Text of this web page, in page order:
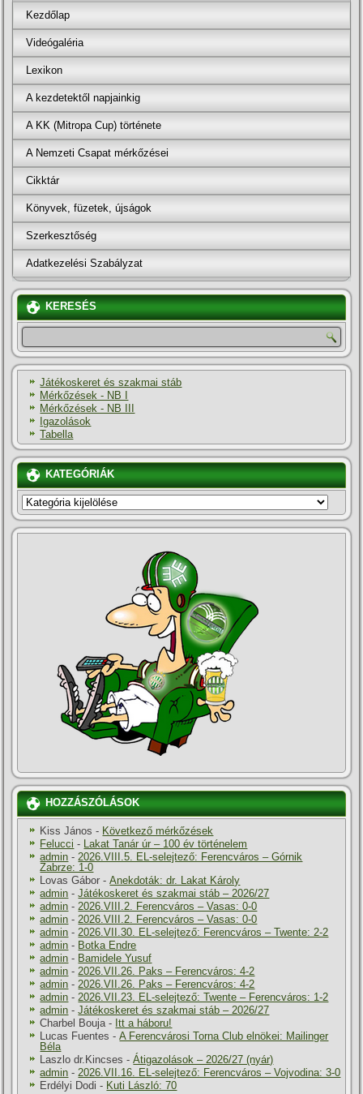
Kezdőlap
Videógaléria
Lexikon
A kezdetektől napjainkig
A KK (Mitropa Cup) története
A Nemzeti Csapat mérkőzései
Cikktár
Könyvek, füzetek, újságok
Szerkesztőség
Adatkezelési Szabályzat
KERESÉS
Játékoskeret és szakmai stáb
Mérkőzések - NB I
Mérkőzések - NB III
Igazolások
Tabella
KATEGÓRIÁK
KATEGÓRIÁK
HOZZÁSZÓLÁSOK
Kiss János - Következő mérkőzések
Felucci - Lakat Tanár úr – 100 év történelem
admin -2026.VIII.5. EL-selejtező: Ferencváros – Górnik
Zabrze: 1-0
Lovas Gábor -Anekdoták: dr. Lakat Károly
admin -Játékoskeret és szakmai stáb – 2026/27
admin -2026.VIII.2. Ferencváros – Vasas: 0-0
admin -2026.VIII.2. Ferencváros – Vasas: 0-0
admin -2026.VII.30. EL-selejtező: Ferencváros – Twente: 2-2
admin - Botka Endre
admin - Bamidele Yusuf
admin -2026.VII.26. Paks – Ferencváros: 4-2
admin -2026.VII.26. Paks – Ferencváros: 4-2
admin -2026.VII.23. EL-selejtező: Twente – Ferencváros: 1-2
admin -Játékoskeret és szakmai stáb – 2026/27
Charbel Bouja- Itt a háboru!
Lucas Fuentes -A Ferencvárosi Torna Club elnökei: Mailinger
Béla
Laszlo dr.Kincses -Átigazolások – 2026/27 (nyár)
admin -2026.VII.16. EL-selejtező: Ferencváros – Vojvodina: 3-0
Erdélyi Dodi - Kuti László: 70